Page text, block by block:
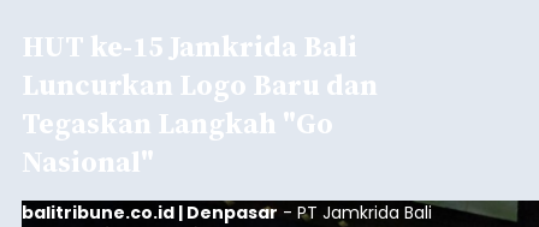
HUT ke-15 Jamkrida Bali
Luncurkan Logo Baru dan
Tegaskan Langkah "Go
Nasional"
balitribune.co.id | Denpasar - PT Jamkrida Bali